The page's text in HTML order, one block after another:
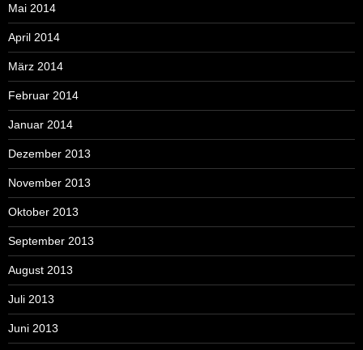
Mai 2014
April 2014
März 2014
Februar 2014
Januar 2014
Dezember 2013
November 2013
Oktober 2013
September 2013
August 2013
Juli 2013
Juni 2013